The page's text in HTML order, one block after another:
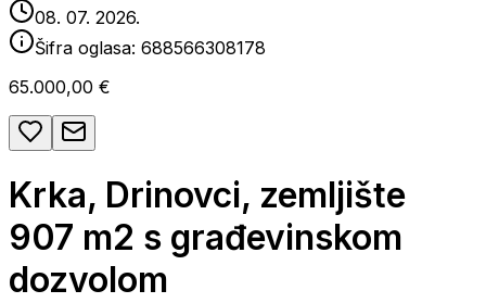
08. 07. 2026.
Šifra oglasa: 688566308178
65.000,00 €
Krka, Drinovci, zemljište
907 m2 s građevinskom
dozvolom